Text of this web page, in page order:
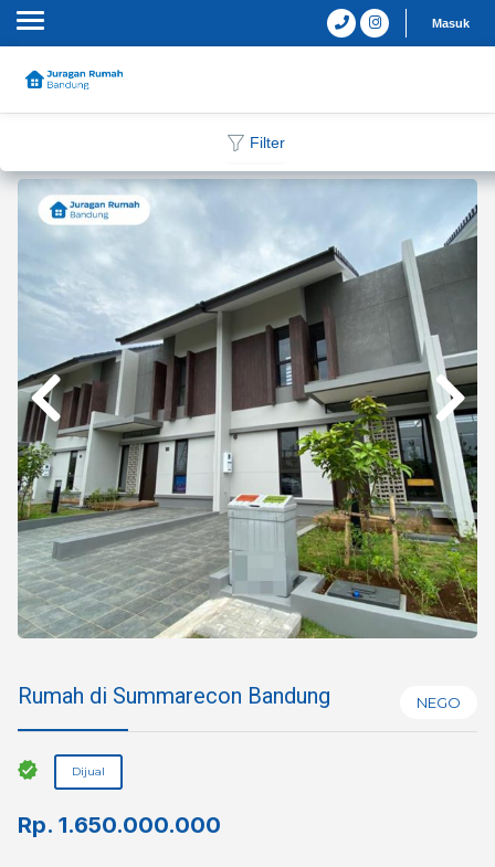
Masuk
Rumah di Summarecon Bandung NEGO
Dijual
Rp. 1.650.000.000
Filter